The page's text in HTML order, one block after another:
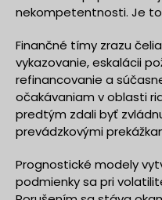
nekompetentnosti. Je
Finančné tímy zrazu
vykazovanie, eskalácii
refinancovanie a
očakávaniam v oblasti
predtým zdali byť
prevádzkovými
Prognostické modely
podmienky sa pri